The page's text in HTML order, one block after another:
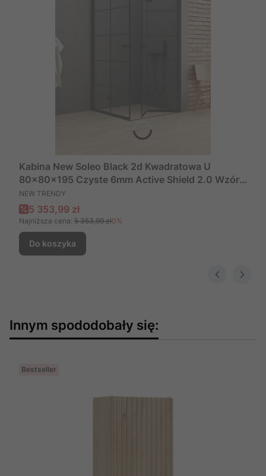
Kabina New Soleo Black 2d Kwadratowa U
80x80x195 Czyste 6mm Active Shield 2.0 Wzór
Kratka, Producent: New Trendy, Numer Kat: D-
0287a/D-0288a
PRODUCENT
NEW TRENDY
Cena promocyjna
5 353,99 zł
Najniższa cena: 5 353,99 zł0%
Do koszyka
Innym spododobały się:
Bestseller